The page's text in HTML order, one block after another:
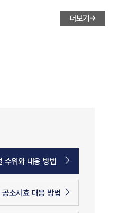
더보기
수위와 대응 방법
소시효 대응 방법